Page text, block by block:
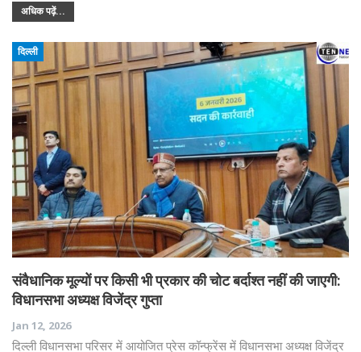
अधिक पढ़ें...
दिल्ली
संवैधानिक मूल्यों पर किसी भी प्रकार की चोट बर्दाश्त नहीं की जाएगी:
विधानसभा अध्यक्ष विजेंद्र गुप्ता
Jan 12, 2026
दिल्ली विधानसभा परिसर में आयोजित प्रेस कॉन्फ्रेंस में विधानसभा अध्यक्ष विजेंद्र